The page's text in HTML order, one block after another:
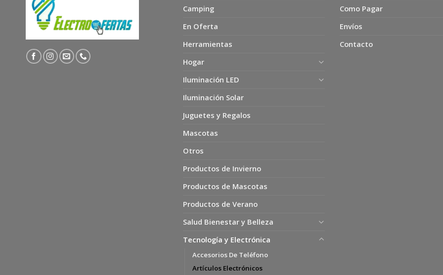
Camping
En Oferta
Herramientas
Hogar
Iluminación LED
Iluminación Solar
Juguetes y Regalos
Mascotas
Otros
Productos de Invierno
Productos de Mascotas
Productos de Verano
Salud Bienestar y Belleza
Tecnología y Electrónica
Accesorios De Teléfono
Artículos Electrónicos
Como Pagar
Envíos
Contacto